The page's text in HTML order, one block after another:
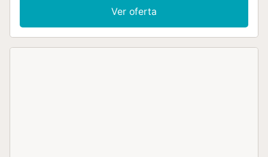
televisión. El espacio exterior privado cuenta con balcón.
Hay aparcamiento gratuito en la calle. No se admiten
mascotas. No se permiten grupos menores de 22 años,
Ver oferta